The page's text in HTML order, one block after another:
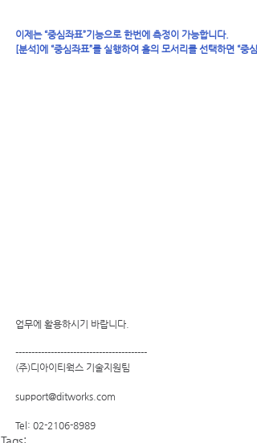
이제는 “중심좌표”기능으로 한번에 측정이 가능합니다.
[분석]에 “중심좌표”를 실행하여 홀의 모서리를 선택하면 “중
업무에 활용하시기 바랍니다.
-----------------------------------------
(주)디아이티웍스 기술지원팀
support@ditworks.com
Tel: 02-2106-8989